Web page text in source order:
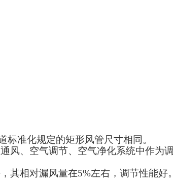
标准化规定的矩形风管尺寸相同。
风、空气调节、空气净化系统中作为调
其相对漏风量在5%左右，调节性能好。